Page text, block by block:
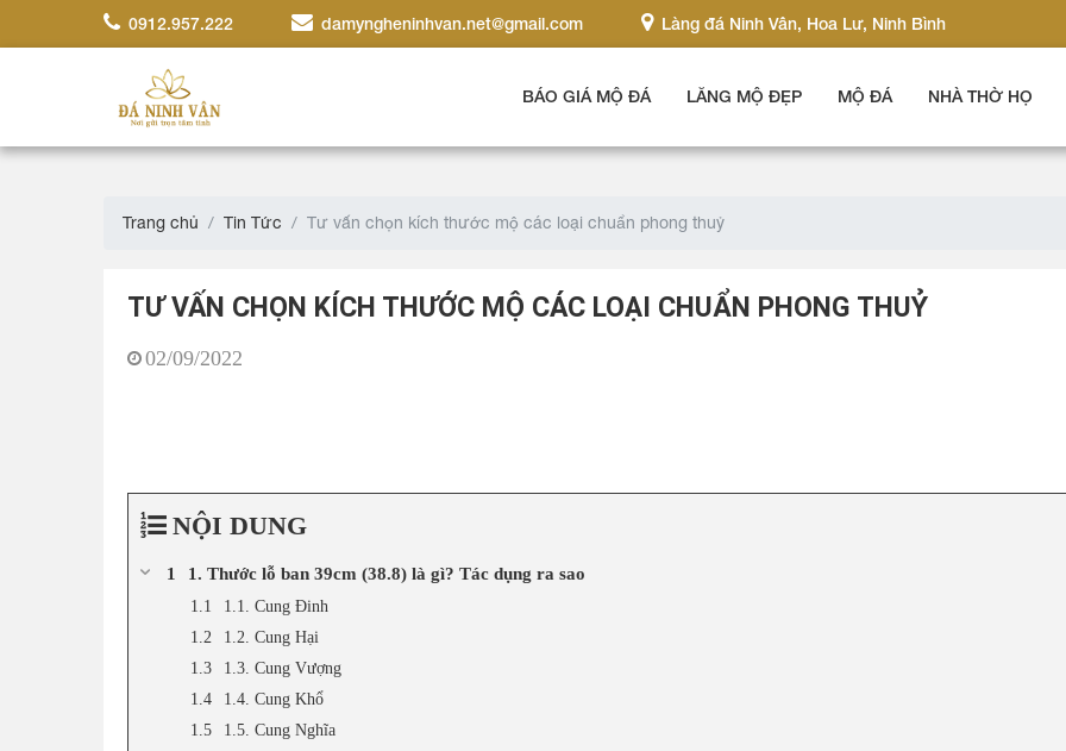
0912.957.222 damyngheninhvan.net@gmail.com Làng đá Ninh Vân, Hoa Lư, Ninh Bình
BÁO GIÁ MỘ ĐÁ LĂNG MỘ ĐẸP MỘ ĐÁ NHÀ THỜ HỌ
Trang chủ Tin Tức Tư vấn chọn kích thước mộ các loại chuẩn phong thuỷ
TƯ VẤN CHỌN KÍCH THƯỚC MỘ CÁC LOẠI CHUẨN PHONG THUỶ
02/09/2022
NỘI DUNG
1. Thước lỗ ban 39cm (38.8) là gì? Tác dụng ra sao
1.1. Cung Đinh
1.2. Cung Hại
1.3. Cung Vượng
1.4. Cung Khổ
1.5. Cung Nghĩa